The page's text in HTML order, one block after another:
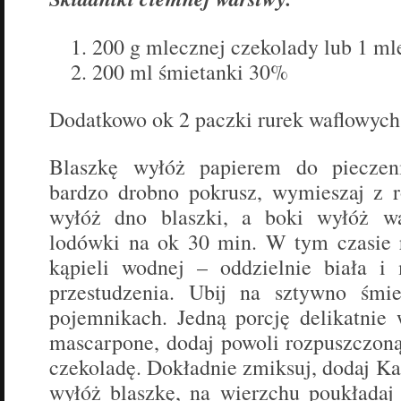
200 g mlecznej czekolady lub 1
200 ml śmietanki 30%
Dodatkowo ok 2 paczki rurek
Blaszkę wyłóż papierem do
bardzo drobno pokrusz, wymieszaj z
wyłóż dno blaszki, a boki wyłóż
lodówki na ok 30 min. W tym czasie
kąpieli wodnej – oddzielnie biała i
przestudzenia. Ubij na sztywno
pojemnikach. Jedną porcję delikatnie
mascarpone, dodaj powoli
czekoladę. Dokładnie zmiksuj, dodaj
wyłóż blaszkę, na wierzchu